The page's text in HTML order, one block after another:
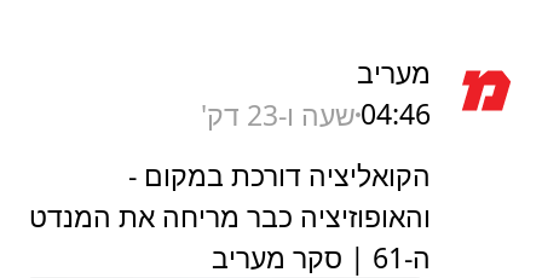
מעריב
04:46שעה ו-23 דק'
הקואליציה דורכת במקום -
והאופוזיציה כבר מריחה את המנדט
ה-61 | סקר מעריב